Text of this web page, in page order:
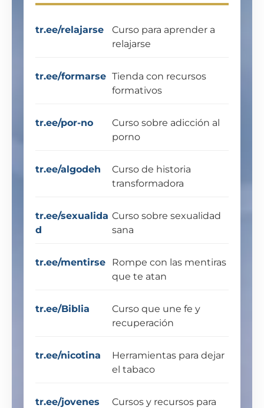
tr.ee/relajarse
Curso para aprender a
relajarse
tr.ee/formarse Tienda con recursos
formativos
tr.ee/por-no
Curso sobre adicción al
porno
tr.ee/algodeh
Curso de historia
transformadora
tr.ee/sexualida
d
Curso sobre sexualidad
sana
tr.ee/mentirse
Rompe con las mentiras
que te atan
tr.ee/Biblia
Curso que une fe y
recuperación
tr.ee/nicotina
Herramientas para dejar
el tabaco
tr.ee/jovenes
Cursos y recursos para